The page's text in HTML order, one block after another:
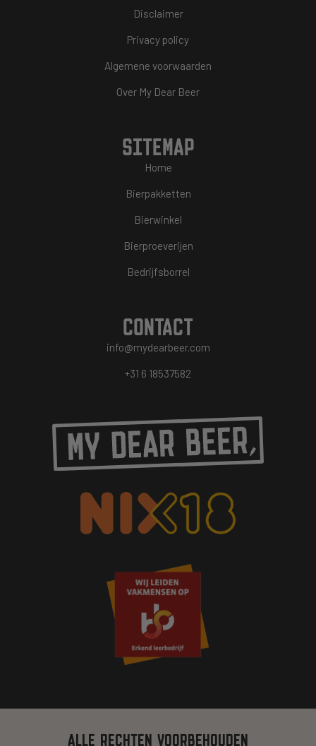
Disclaimer
Privacy policy
Algemene voorwaarden
Over My Dear Beer
SITEMAP
Home
Bierpakketten
Bierwinkel
Bierproeverijen
Bedrijfsborrel
CONTACT
info@mydearbeer.com
+31 6 18537582
ALLE RECHTEN VOORBEHOUDEN